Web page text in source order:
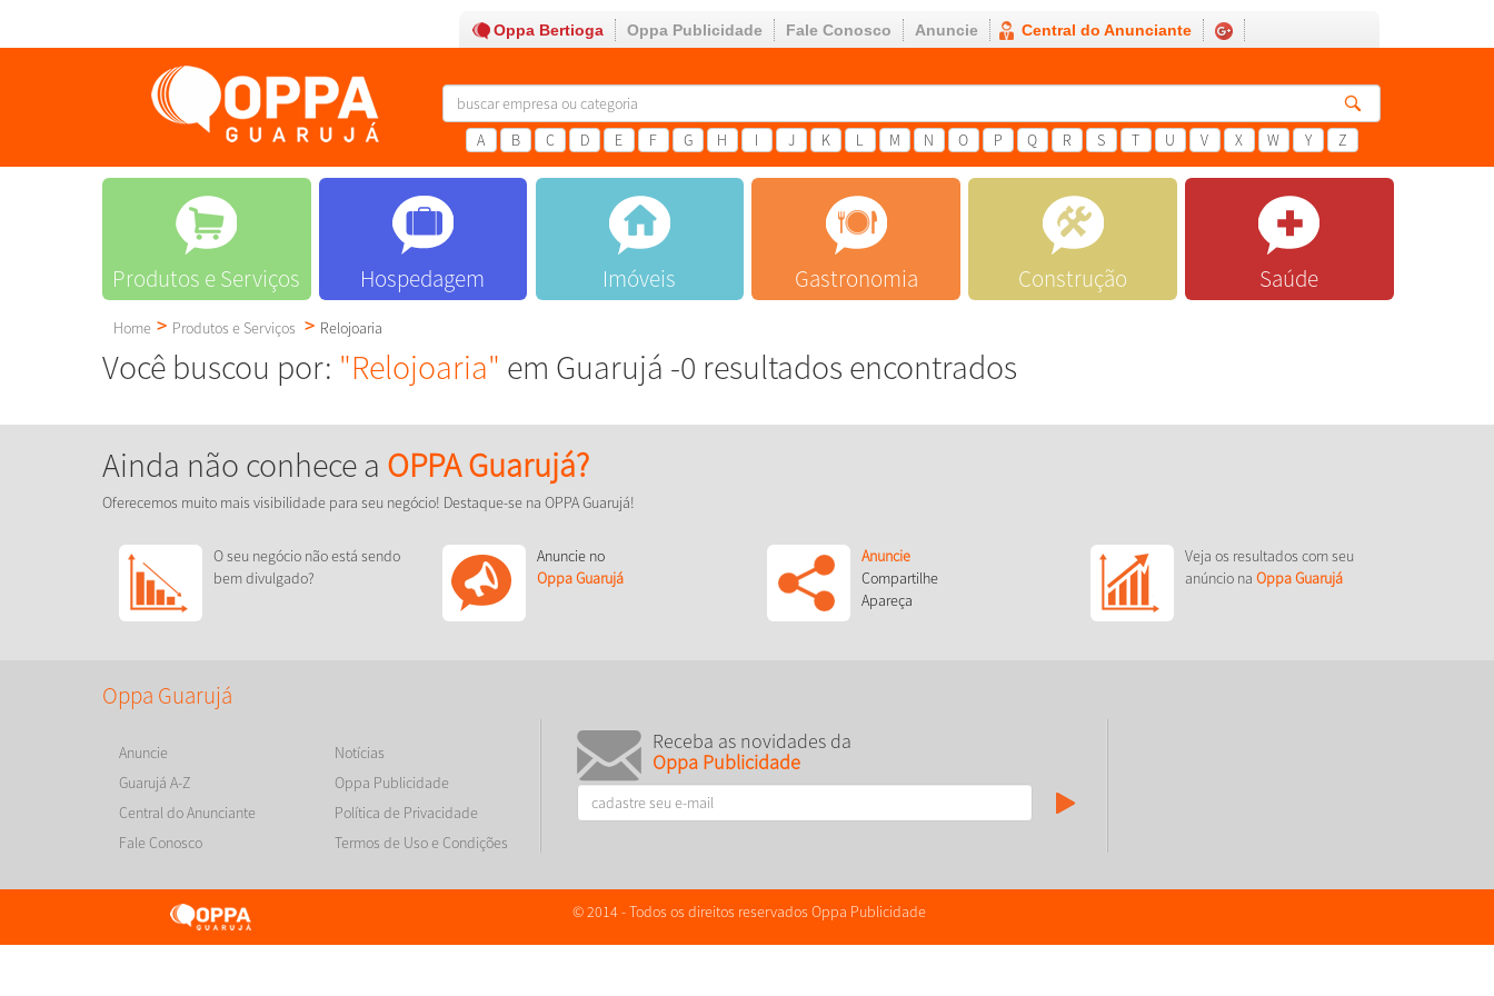
Oppa Bertioga Oppa Publicidade Fale Conosco Anuncie Central do Anunciante
A B C D E F G H I J K L M N O P Q R S T U V X W Y Z
Produtos e Serviços Hospedagem Imóveis Gastronomia Construção Saúde
Home Produtos e Serviços Relojoaria
Você buscou por: "Relojoaria" em Guarujá -0 resultados encontrados
Ainda não conhece a OPPA Guarujá?
Oferecemos muito mais visibilidade para seu negócio! Destaque-se na OPPA Guarujá!
O seu negócio não está sendo
bem divulgado?
Anuncie no
Oppa Guarujá
Anuncie
Compartilhe
Apareça
Veja os resultados com seu
anúncio na Oppa Guarujá
Oppa Guarujá
Anuncie
Guarujá A-Z
Central do Anunciante
Fale Conosco
Notícias
Oppa Publicidade
Política de Privacidade
Termos de Uso e Condições
Receba as novidades da
Oppa Publicidade
© 2014 - Todos os direitos reservados Oppa Publicidade